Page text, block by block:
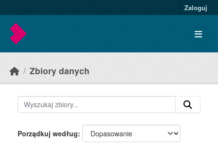
Zaloguj
Zbiory danych
Porządkuj według